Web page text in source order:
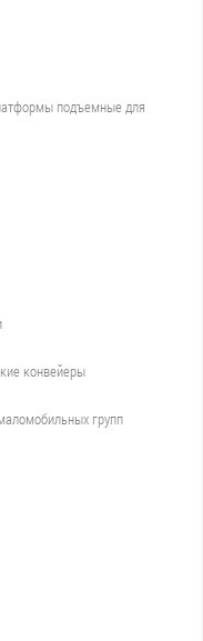
подъемные для
конвейеры
групп